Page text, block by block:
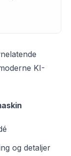
KI-
og detaljer